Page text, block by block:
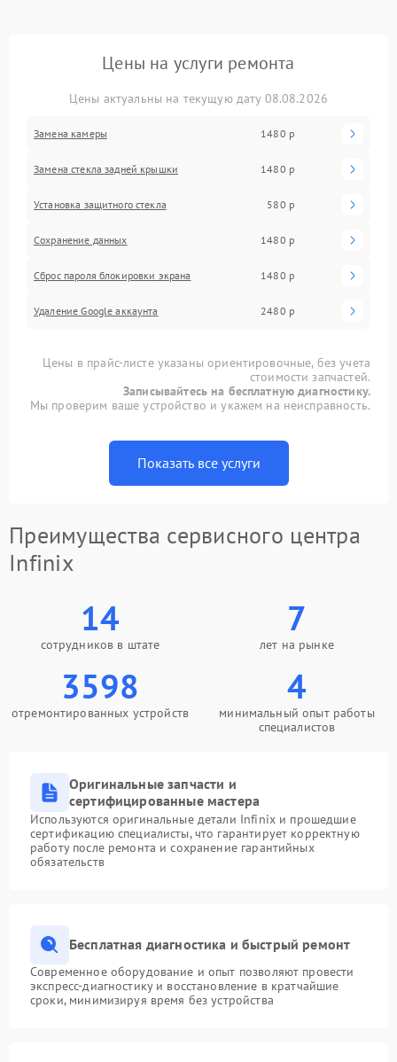
Цены на услуги ремонта
Цены актуальны на текущую дату 08.08.2026
Замена камеры 1480 р
Замена стекла задней крышки 1480 р
Установка защитного стекла 580 р
Сохранение данных 1480 р
Сброс пароля блокировки экрана 1480 р
Удаление Google аккаунта 2480 р
Цены в прайс-листе указаны ориентировочные, без учета
стоимости запчастей.
Записывайтесь на бесплатную диагностику.
Мы проверим ваше устройство и укажем на неисправность.
Показать все услуги
Преимущества сервисного центра
Infinix
14
сотрудников в штате
7
лет на рынке
3598
отремонтированных устройств
4
минимальный опыт работы
специалистов
Оригинальные запчасти и
сертифицированные мастера
Используются оригинальные детали Infinix и прошедшие
сертификацию специалисты, что гарантирует корректную
работу после ремонта и сохранение гарантийных
обязательств
Бесплатная диагностика и быстрый ремонт
Современное оборудование и опыт позволяют провести
экспресс-диагностику и восстановление в кратчайшие
сроки, минимизируя время без устройства